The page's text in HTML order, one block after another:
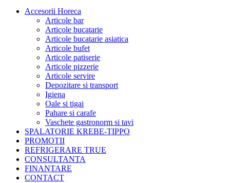
Accesorii Horeca
Articole bar
Articole bucatarie
Articole bucatarie asiatica
Articole bufet
Articole patiserie
Articole pizzerie
Articole servire
Depozitare si transport
Igiena
Oale si tigai
Pahare si carafe
Vaschete gastronorm si tavi
SPALATORIE KREBE-TIPPO
PROMOTII
REFRIGERARE TRUE
CONSULTANTA
FINANTARE
CONTACT